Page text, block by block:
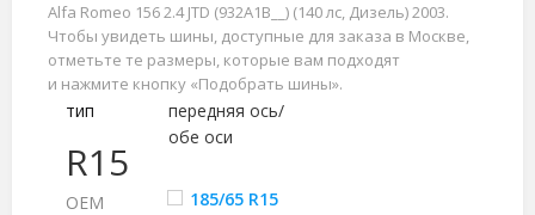
Alfa Romeo 156 2.4 JTD (932A1B__) (140 лс, Дизель) 2003.
Чтобы увидеть шины, доступные для заказа в Москве,
отметьте те размеры, которые вам подходят
и нажмите кнопку «Подобрать шины».
R15
тип
передняя ось/
обе оси
ОЕМ 185/65 R15